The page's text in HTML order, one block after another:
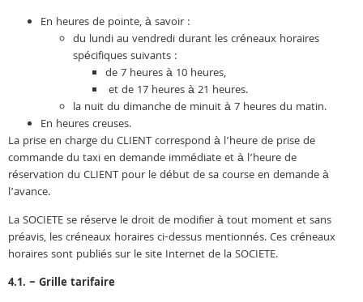
En heures de pointe, à savoir :
du lundi au vendredi durant les créneaux horaires
spécifiques suivants :
de 7 heures à 10 heures,
et de 17 heures à 21 heures.
la nuit du dimanche de minuit à 7 heures du matin.
En heures creuses.
La prise en charge du CLIENT correspond à l’heure de prise de
commande du taxi en demande immédiate et à l’heure de
réservation du CLIENT pour le début de sa course en demande à
l’avance.
La SOCIETE se réserve le droit de modifier à tout moment et sans
préavis, les créneaux horaires ci-dessus mentionnés. Ces créneaux
horaires sont publiés sur le site Internet de la SOCIETE.
4.1. – Grille tarifaire